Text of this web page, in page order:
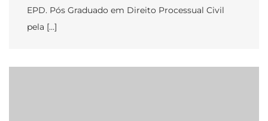
EPD. Pós Graduado em Direito Processual Civil
pela […]